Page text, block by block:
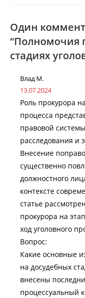
Один
“Полномочия
стадиях
Влад М.
13.07.2024
Роль прокурора
процесса
правовой
расследования и
Внесение
существенно
должностного
контексте
статье
прокурора на
ход уголовного
Вопрос:
Какие основные
на досудебных
внесены
процессуальный